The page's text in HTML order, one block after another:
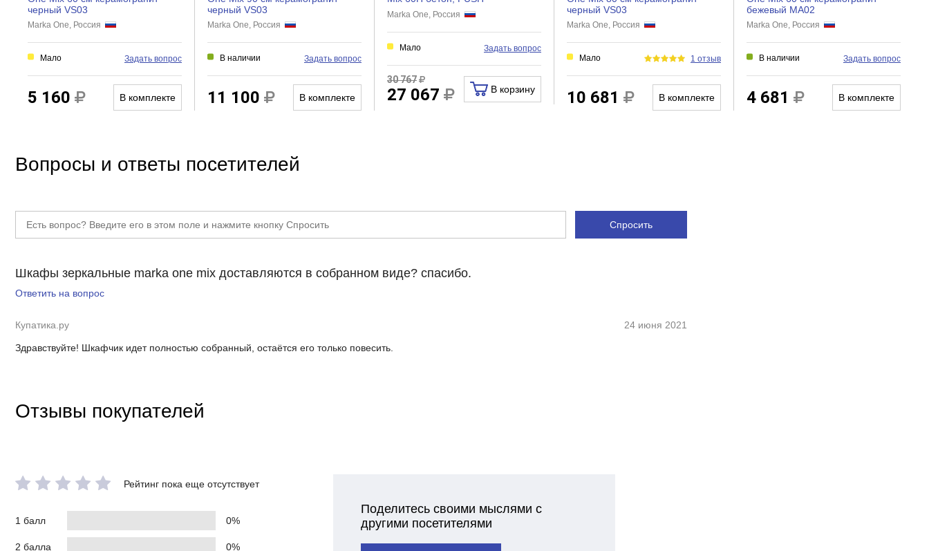
Светильник
Прочие
Тип товара Зеркало в ванную комнату
черный VS03
Marka One, Россия
Мало Задать вопрос
5 160 В комплекте
черный VS03
Marka One, Россия
В наличии Задать вопрос
11 100 В комплекте
Marka One, Россия
Мало Задать вопрос
30 767
27 067 В корзину
черный VS03
Marka One, Россия
Мало 1 отзыв
10 681 В комплекте
бежевый MA02
Marka One, Россия
В наличии Задать вопрос
4 681 В комплекте
Вопросы и ответы посетителей
Спросить
Шкафы зеркальные marka one mix доставляются в собранном виде? спасибо.
Ответить на вопрос
Купатика.ру 24 июня 2021
Здравствуйте! Шкафчик идет полностью собранный, остаётся его только повесить.
Отзывы покупателей
Рейтинг пока еще отсутствует
1 балл 0%
2 балла 0%
Поделитесь своими мыслями с
другими посетителями